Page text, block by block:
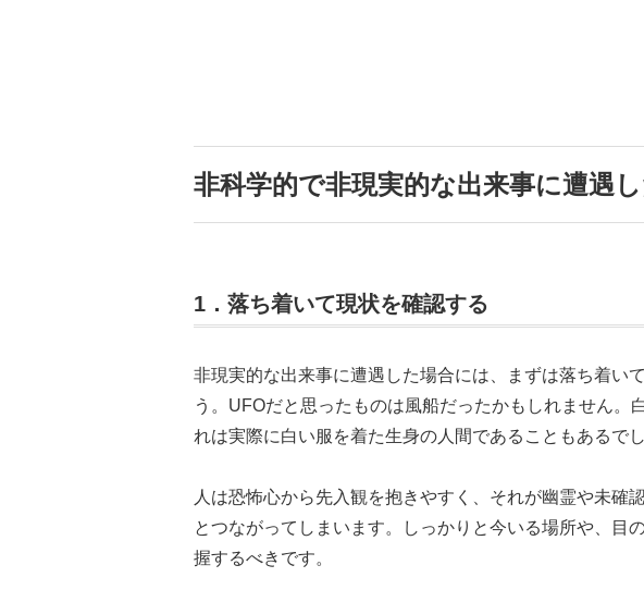
非科学的で非現実的な出来事に遭遇
1．落ち着いて現状を確認する
非現実的な出来事に遭遇した場合には、まずは落ち着い
う。UFOだと思ったものは風船だったかもしれません。
れは実際に白い服を着た生身の人間であることもあるでし
人は恐怖心から先入観を抱きやすく、それが幽霊や未確
とつながってしまいます。しっかりと今いる場所や、目
握するべきです。